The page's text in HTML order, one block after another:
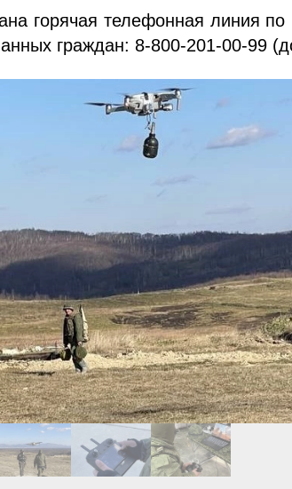
горячая телефонная линия
граждан: 8-800-201-00-99